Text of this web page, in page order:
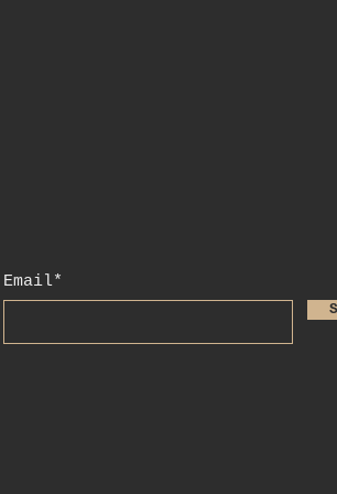
Email*